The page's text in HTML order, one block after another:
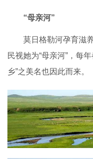
“母亲河”
莫日格勒河孕育滋
民视她为“母亲河”，每
乡”之美名也因此而来。